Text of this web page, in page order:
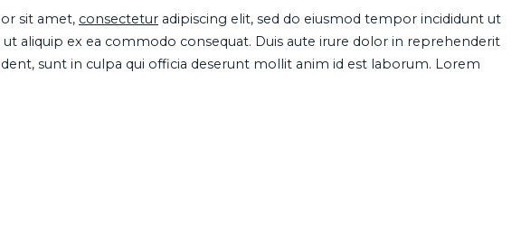
sit amet, consectetur adipiscing elit, sed do eiusmod tempor incididunt ut
aliquip ex ea commodo consequat. Duis aute irure dolor in reprehenderit
sunt in culpa qui officia deserunt mollit anim id est laborum. Lorem